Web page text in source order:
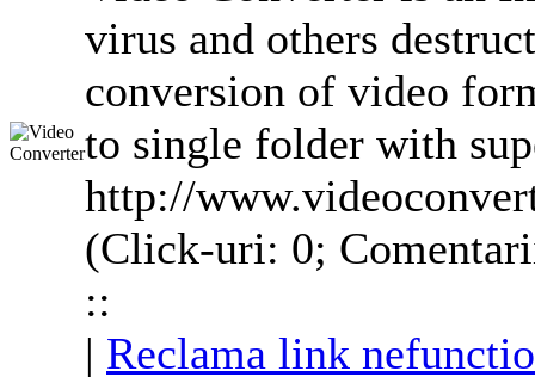
virus and others
conversion of video
to single folder with
http://
(Click-uri: 0;
::
| Reclama link